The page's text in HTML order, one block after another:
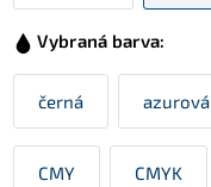
Vybraná barva:
černá azurová
CMY CMYK